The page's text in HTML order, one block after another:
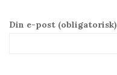
Din e-post (obligatorisk)